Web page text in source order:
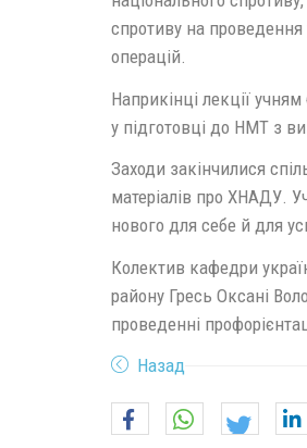
спротиву на
операцій.
Наприкінці лекції
у підготовці до НМТ з
Заходи закінчилися
матеріалів про ХНАДУ.
нового для себе й для
Колектив кафедри
району Гресь Оксані
проведенні
Назад